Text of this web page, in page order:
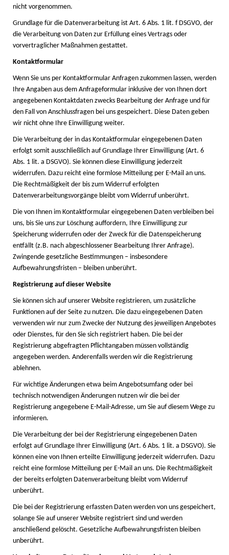
nicht vorgenommen.
Grundlage für die Datenverarbeitung ist Art. 6 Abs. 1 lit. f DSGVO, der
die Verarbeitung von Daten zur Erfüllung eines Vertrags oder
vorvertraglicher Maßnahmen gestattet.
Kontaktformular
Wenn Sie uns per Kontaktformular Anfragen zukommen lassen, werden
Ihre Angaben aus dem Anfrageformular inklusive der von Ihnen dort
angegebenen Kontaktdaten zwecks Bearbeitung der Anfrage und für
den Fall von Anschlussfragen bei uns gespeichert. Diese Daten geben
wir nicht ohne Ihre Einwilligung weiter.
Die Verarbeitung der in das Kontaktformular eingegebenen Daten
erfolgt somit ausschließlich auf Grundlage Ihrer Einwilligung (Art. 6
Abs. 1 lit. a DSGVO). Sie können diese Einwilligung jederzeit
widerrufen. Dazu reicht eine formlose Mitteilung per E-Mail an uns.
Die Rechtmäßigkeit der bis zum Widerruf erfolgten
Datenverarbeitungsvorgänge bleibt vom Widerruf unberührt.
Die von Ihnen im Kontaktformular eingegebenen Daten verbleiben bei
uns, bis Sie uns zur Löschung auffordern, Ihre Einwilligung zur
Speicherung widerrufen oder der Zweck für die Datenspeicherung
entfällt (z.B. nach abgeschlossener Bearbeitung Ihrer Anfrage).
Zwingende gesetzliche Bestimmungen – insbesondere
Aufbewahrungsfristen – bleiben unberührt.
Registrierung auf dieser Website
Sie können sich auf unserer Website registrieren, um zusätzliche
Funktionen auf der Seite zu nutzen. Die dazu eingegebenen Daten
verwenden wir nur zum Zwecke der Nutzung des jeweiligen Angebotes
oder Dienstes, für den Sie sich registriert haben. Die bei der
Registrierung abgefragten Pflichtangaben müssen vollständig
angegeben werden. Anderenfalls werden wir die Registrierung
ablehnen.
Für wichtige Änderungen etwa beim Angebotsumfang oder bei
technisch notwendigen Änderungen nutzen wir die bei der
Registrierung angegebene E-Mail-Adresse, um Sie auf diesem Wege zu
informieren.
Die Verarbeitung der bei der Registrierung eingegebenen Daten
erfolgt auf Grundlage Ihrer Einwilligung (Art. 6 Abs. 1 lit. a DSGVO). Sie
können eine von Ihnen erteilte Einwilligung jederzeit widerrufen. Dazu
reicht eine formlose Mitteilung per E-Mail an uns. Die Rechtmäßigkeit
der bereits erfolgten Datenverarbeitung bleibt vom Widerruf
unberührt.
Die bei der Registrierung erfassten Daten werden von uns gespeichert,
solange Sie auf unserer Website registriert sind und werden
anschließend gelöscht. Gesetzliche Aufbewahrungsfristen bleiben
unberührt.